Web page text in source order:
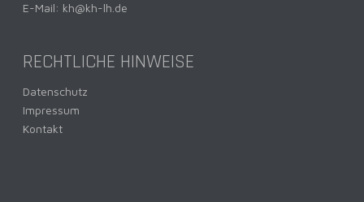
E-Mail: kh@kh-lh.de
RECHTLICHE HINWEISE
Datenschutz
Impressum
Kontakt